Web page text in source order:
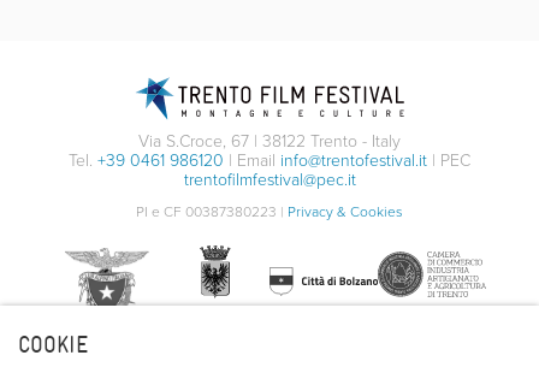
COOKIE
Via S.Croce, 67 | 38122 Trento - Italy
Tel. +39 0461 986120 | Email info@trentofestival.it | PEC
trentofilmfestival@pec.it
PI e CF 00387380223 | Privacy & Cookies